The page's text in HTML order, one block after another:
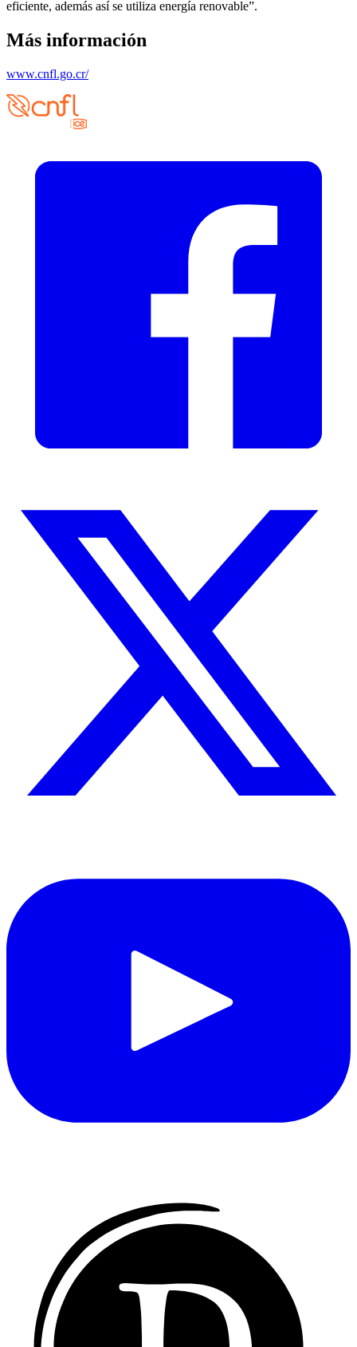
eficiente, además así se utiliza energía renovable”.
Más información
www.cnfl.go.cr/